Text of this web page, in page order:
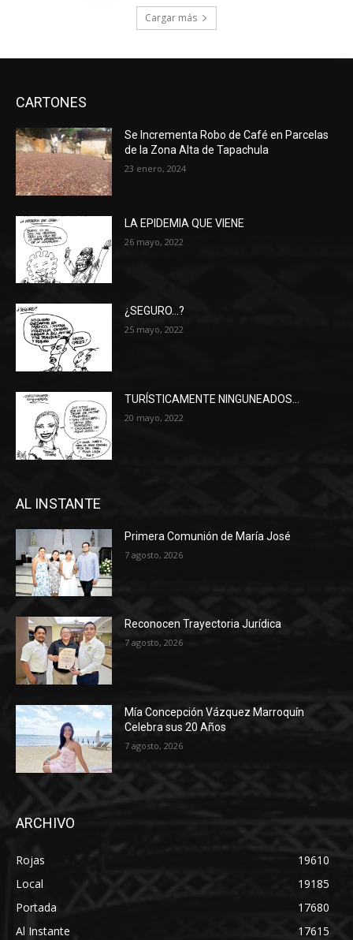
Cargar más
CARTONES
Se Incrementa Robo de Café en Parcelas
de la Zona Alta de Tapachula
23 enero, 2024
LA EPIDEMIA QUE VIENE
26 mayo, 2022
¿SEGURO…?
25 mayo, 2022
TURÍSTICAMENTE NINGUNEADOS…
20 mayo, 2022
AL INSTANTE
Primera Comunión de María José
7 agosto, 2026
Reconocen Trayectoria Jurídica
7 agosto, 2026
Mía Concepción Vázquez Marroquín
Celebra sus 20 Años
7 agosto, 2026
ARCHIVO
Rojas
19610
Local
19185
Portada
17680
Al Instante
17615